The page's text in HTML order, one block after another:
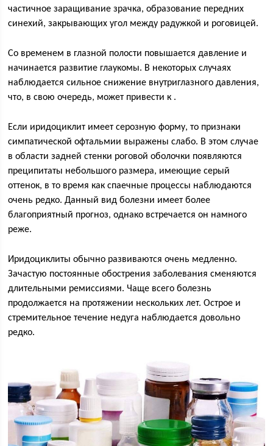
частичное заращивание зрачка, образование передних
синехий, закрывающих угол между радужкой и роговицей.
Со временем в глазной полости повышается давление и
начинается развитие глаукомы. В некоторых случаях
наблюдается сильное снижение внутриглазного давления,
что, в свою очередь, может привести к .
Если иридоциклит имеет серозную форму, то признаки
симпатической офтальмии выражены слабо. В этом случае
в области задней стенки роговой оболочки появляются
преципитаты небольшого размера, имеющие серый
оттенок, в то время как спаечные процессы наблюдаются
очень редко. Данный вид болезни имеет более
благоприятный прогноз, однако встречается он намного
реже.
Иридоциклиты обычно развиваются очень медленно.
Зачастую постоянные обострения заболевания сменяются
длительными ремиссиями. Чаще всего болезнь
продолжается на протяжении нескольких лет. Острое и
стремительное течение недуга наблюдается довольно
редко.